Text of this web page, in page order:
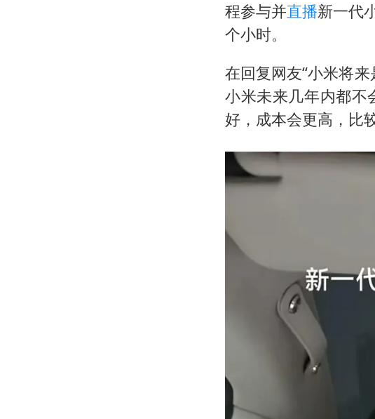
中国
秋天
国防
百
我国
“新
胡
程参与并直播新一代
个小时。
在回复网友“小米将
小米未来几年内都不
好，成本会更高，比